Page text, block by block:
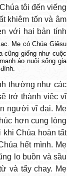
tôi đến viếng
khiêm tốn và âm
với hai bản tính
Mẹ có Chúa Giêsu
cũng giống như cuộc
áo nuôi sống gia
thường như các
trở thành việc vĩ
người vĩ đại. Mẹ
hơn cung lòng
Chúa hoàn tất
hết mình. Mẹ
lo buồn và sầu
và tẩy chay. Mẹ